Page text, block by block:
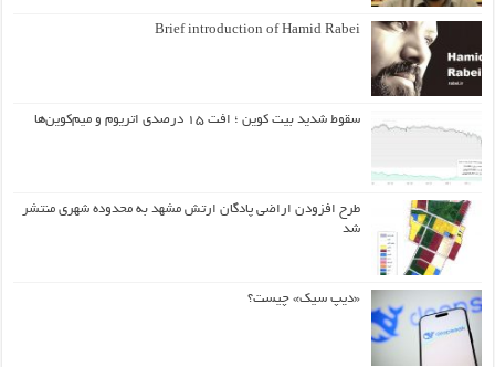
Brief introduction of Hamid Rabei
سقوط شدید بیت کوین ؛ افت ۱۵ درصدی اتریوم و میم‌کوین‌ها
طرح افزودن اراضی پادگان ارتش مشهد به محدوده شهری منتشر
شد
«دیپ سیک» چیست؟